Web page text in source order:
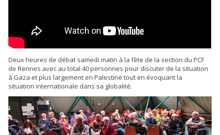
Deux heures de débat samedi matin à la fête de la section du PCF
de Rennes avec au total 40 personnes pour discuter de la situation
à Gaza et plus largement en Palestine tout en évoquant la
situation internationale dans sa globalité.